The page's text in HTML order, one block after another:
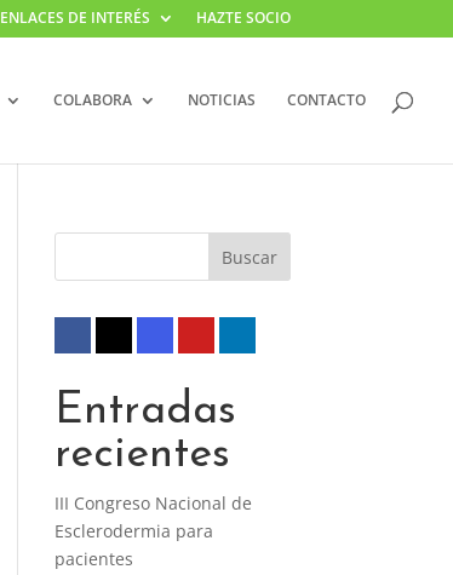
ENLACES DE INTERÉS HAZTE SOCIO
COLABORA NOTICIAS CONTACTO
Entradas
recientes
III Congreso Nacional de
Esclerodermia para
pacientes